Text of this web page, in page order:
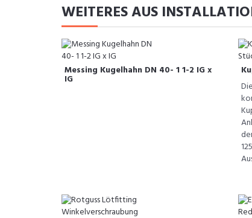
WEITERES AUS
Messing Kugelhahn DN 40- 1 1-2 IG x
IG